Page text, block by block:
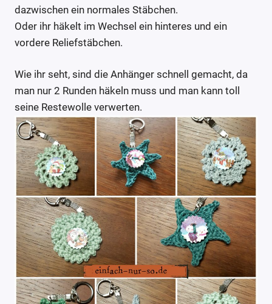
dazwischen ein normales Stäbchen.
Oder ihr häkelt im Wechsel ein hinteres und ein
vordere Reliefstäbchen.
Wie ihr seht, sind die Anhänger schnell gemacht, da
man nur 2 Runden häkeln muss und man kann toll
seine Restewolle verwerten.